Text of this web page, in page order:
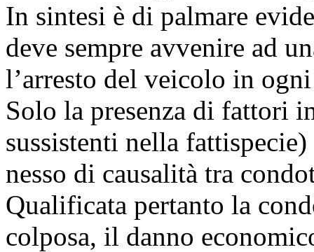
In sintesi è di palmare
deve sempre avvenire ad
l’arresto del veicolo in
Solo la presenza di fattori
sussistenti nella
nesso di causalità tra
Qualificata pertanto la
colposa, il danno